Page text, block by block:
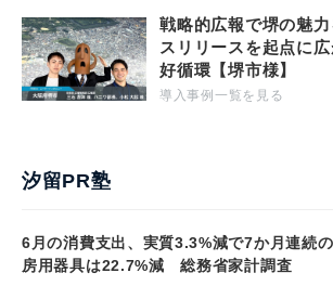
戦略的広報で堺の魅
スリリースを起点に
好循環【堺市様】
導入事例一覧を見る
汐留PR塾
6月の消費支出、実質3.3%減で7か月連続
房用器具は22.7%減 総務省家計調査